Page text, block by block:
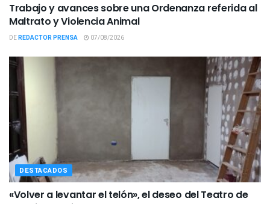
Trabajo y avances sobre una Ordenanza referida al
Maltrato y Violencia Animal
DEREDACTOR PRENSA 07/08/2026
DESTACADOS
«Volver a levantar el telón», el deseo del Teatro de